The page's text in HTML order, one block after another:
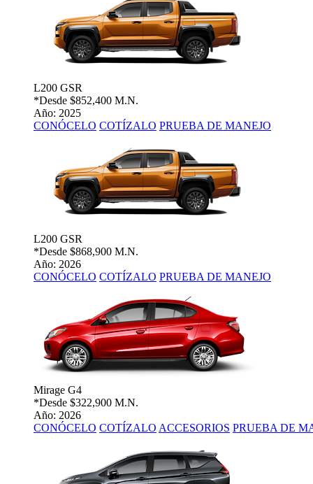
L200 GSR
*Desde $852,400 M.N.
Año: 2025
CONÓCELO COTÍZALO PRUEBA DE MANEJO
L200 GSR
*Desde $868,900 M.N.
Año: 2026
CONÓCELO COTÍZALO PRUEBA DE MANEJO
Mirage G4
*Desde $322,900 M.N.
Año: 2026
CONÓCELO COTÍZALO ACCESORIOS PRUEBA DE